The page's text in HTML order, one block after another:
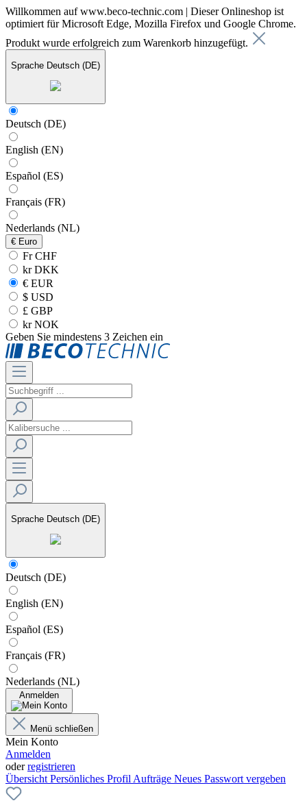
Willkommen auf www.beco-technic.com | Dieser Onlineshop ist
optimiert für Microsoft Edge, Mozilla Firefox und Google Chrome.
Produkt wurde erfolgreich zum Warenkorb hinzugefügt.
Sprache Deutsch (DE)
Deutsch (DE)
English (EN)
Español (ES)
Français (FR)
Nederlands (NL)
€ Euro
Fr CHF
kr DKK
€ EUR
$ USD
£ GBP
kr NOK
Geben Sie mindestens 3 Zeichen ein
Sprache Deutsch (DE)
Deutsch (DE)
English (EN)
Español (ES)
Français (FR)
Nederlands (NL)
Anmelden
Menü schließen
Mein Konto
Anmelden
oderregistrieren
Übersicht Persönliches Profil Aufträge Neues Passwort vergeben